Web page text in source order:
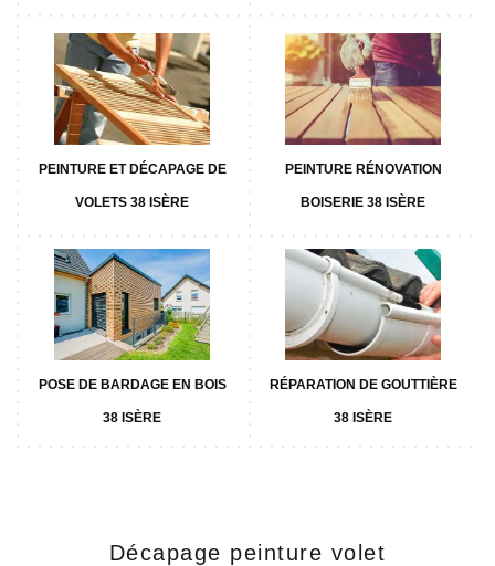
PEINTURE ET DÉCAPAGE DE
VOLETS 38 ISÈRE
PEINTURE RÉNOVATION
BOISERIE 38 ISÈRE
POSE DE BARDAGE EN BOIS
38 ISÈRE
RÉPARATION DE GOUTTIÈRE
38 ISÈRE
Décapage peinture volet